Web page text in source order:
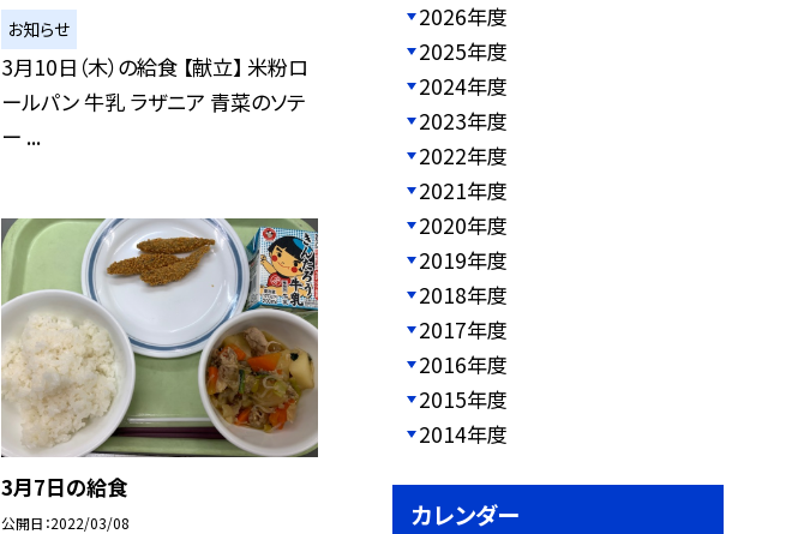
お知らせ
3月10日（木）の給食 【献立】 米粉ロ
ールパン 牛乳 ラザニア 青菜のソテ
ー ...
3月7日の給食
公開日 2022/03/08
2026年度
2025年度
2024年度
2023年度
2022年度
2021年度
2020年度
2019年度
2018年度
2017年度
2016年度
2015年度
2014年度
カレンダー